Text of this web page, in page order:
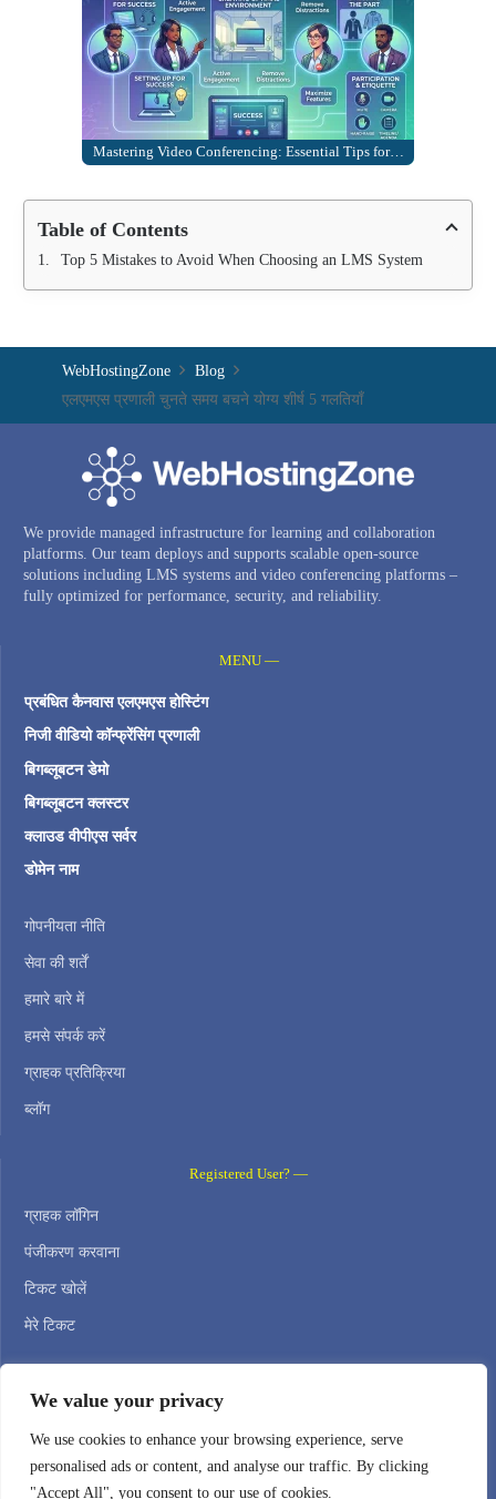
We value your privacy
We use cookies to enhance your browsing experience, serve
personalised ads or content, and analyse our traffic. By clicking
"Accept All", you consent to our use of cookies.
Mastering Video Conferencing: Essential Tips for…
Table of Contents
Top 5 Mistakes to Avoid When Choosing an LMS System
WebHostingZone
Blog
एलएमएस प्रणाली चुनते समय बचने योग्य शीर्ष 5 गलतियाँ
We provide managed infrastructure for learning and collaboration
platforms. Our team deploys and supports scalable open-source
solutions including LMS systems and video conferencing platforms –
fully optimized for performance, security, and reliability.
MENU —
प्रबंधित कैनवास एलएमएस होस्टिंग
निजी वीडियो कॉन्फ्रेंसिंग प्रणाली
बिगब्लूबटन डेमो
बिगब्लूबटन क्लस्टर
क्लाउड वीपीएस सर्वर
डोमेन नाम
गोपनीयता नीति
सेवा की शर्तें
हमारे बारे में
हमसे संपर्क करें
ग्राहक प्रतिक्रिया
ब्लॉग
Registered User? —
ग्राहक लॉगिन
पंजीकरण करवाना
टिकट खोलें
मेरे टिकट
Email: support@webhostingzone.org